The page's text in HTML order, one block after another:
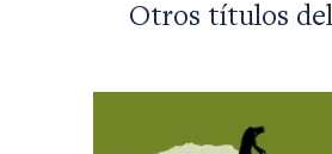
Otros títulos